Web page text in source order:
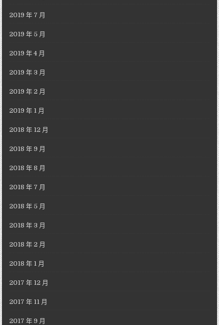
2019 年 7 月
2019 年 5 月
2019 年 4 月
2019 年 3 月
2019 年 2 月
2019 年 1 月
2018 年 12 月
2018 年 9 月
2018 年 8 月
2018 年 7 月
2018 年 5 月
2018 年 3 月
2018 年 2 月
2018 年 1 月
2017 年 12 月
2017 年 11 月
2017 年 9 月